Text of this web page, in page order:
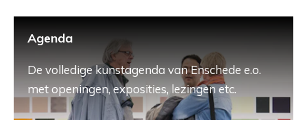
Agenda
De volledige kunstagenda van Enschede e.o.
met openingen, exposities, lezingen etc.